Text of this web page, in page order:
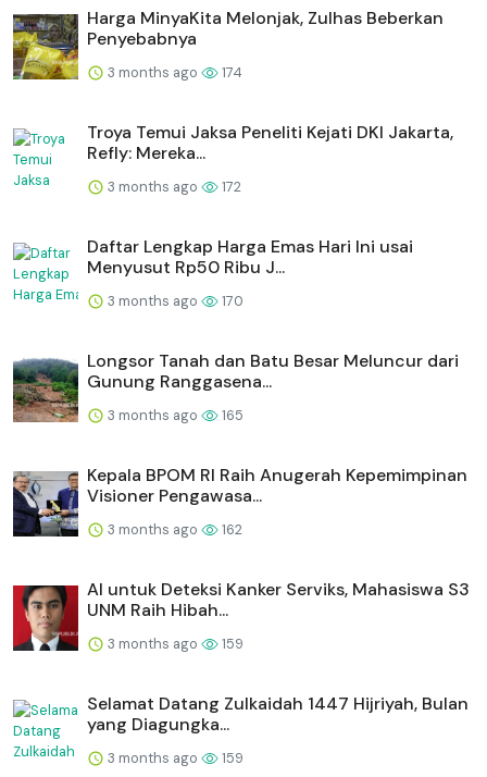
Harga MinyaKita Melonjak, Zulhas Beberkan
Penyebabnya
3 months ago 174
Troya Temui Jaksa Peneliti Kejati DKI Jakarta,
Refly: Mereka...
3 months ago 172
Daftar Lengkap Harga Emas Hari Ini usai
Menyusut Rp50 Ribu J...
3 months ago 170
Longsor Tanah dan Batu Besar Meluncur dari
Gunung Ranggasena...
3 months ago 165
Kepala BPOM RI Raih Anugerah Kepemimpinan
Visioner Pengawasa...
3 months ago 162
AI untuk Deteksi Kanker Serviks, Mahasiswa S3
UNM Raih Hibah...
3 months ago 159
Selamat Datang Zulkaidah 1447 Hijriyah, Bulan
yang Diagungka...
3 months ago 159